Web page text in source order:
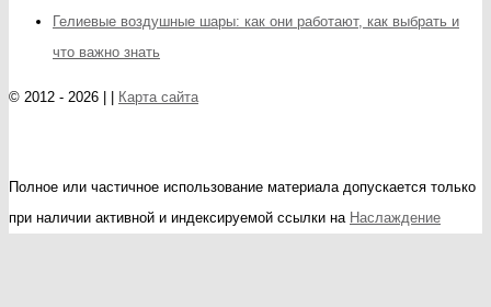
Гелиевые воздушные шары: как они работают, как выбрать и
что важно знать
© 2012 - 2026 | | Карта сайта
Полное или частичное использование материала допускается только
при наличии активной и индексируемой ссылки на Наслаждение